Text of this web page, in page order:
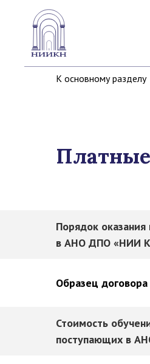
К основному разделу
Платные
Порядок
в АНО ДПО «НИИ
Образец
Стоимость
поступающих в